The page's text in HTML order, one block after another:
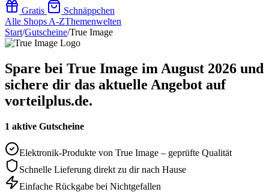
Gratis
Schnäppchen
Alle Shops A-ZThemenwelten
Start/Gutscheine/True Image
Spare bei True Image im August 2026 und
sichere dir das aktuelle Angebot auf
vorteilplus.de.
1 aktive Gutscheine
Elektronik-Produkte von True Image – geprüfte Qualität
Schnelle Lieferung direkt zu dir nach Hause
Einfache Rückgabe bei Nichtgefallen